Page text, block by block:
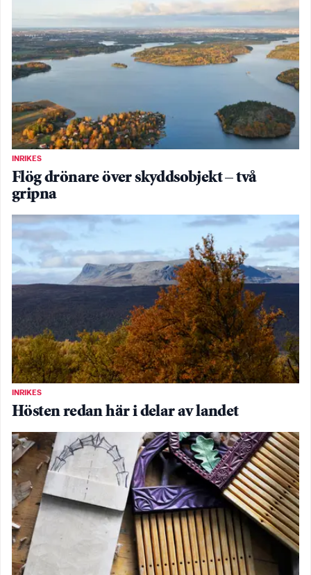
INRIKES
Flög drönare över skyddsobjekt – två
gripna
INRIKES
Hösten redan här i delar av landet